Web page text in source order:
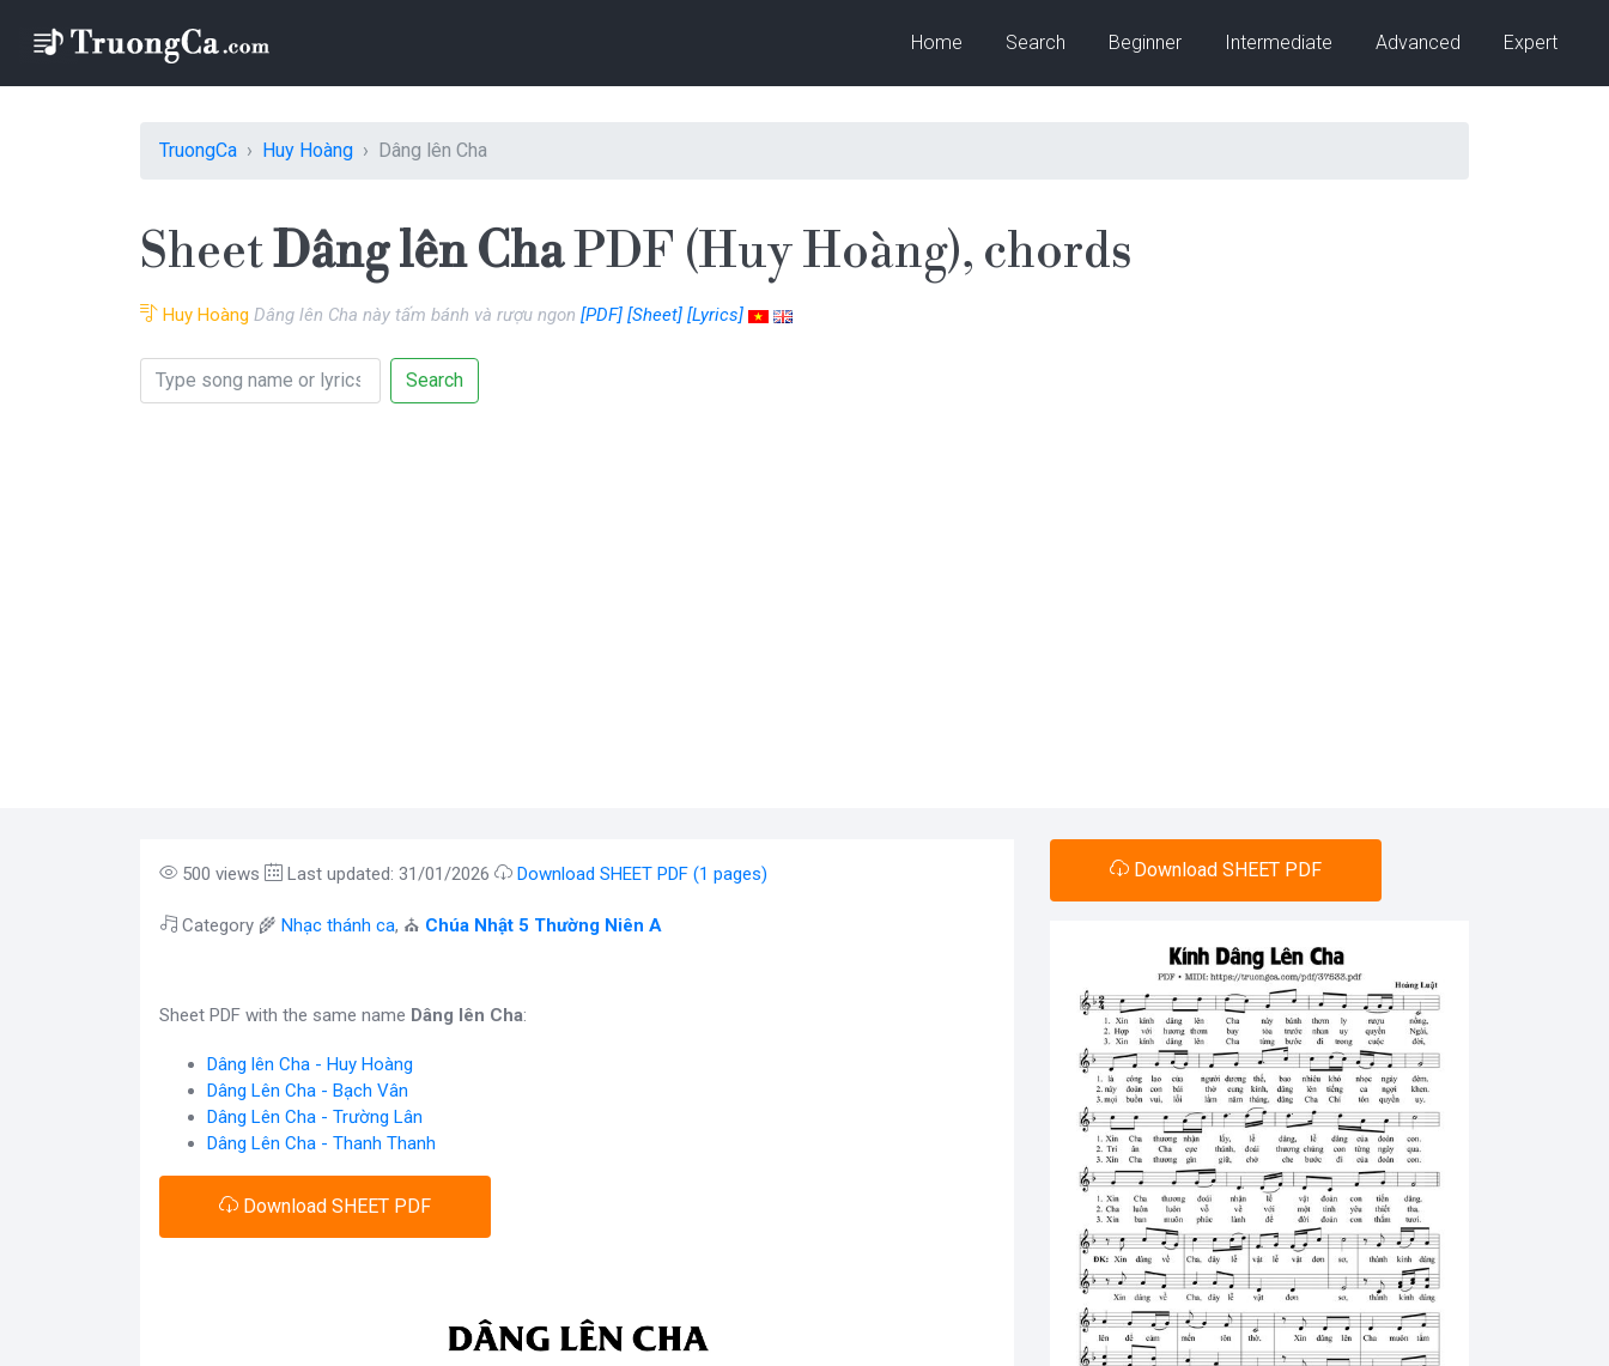
Home Search Beginner Intermediate Advanced Expert
TruongCa Huy Hoàng Dâng lên Cha
SheetDâng lên ChaPDF (Huy Hoàng), chords
Huy Hoàng Dâng lên Cha này tấm bánh và rượu ngon [PDF] [Sheet] [Lyrics]
Search
500 views Last updated: 31/01/2026 Download SHEET PDF (1 pages)
Category 🌾 Nhạc thánh ca, ⛪ Chúa Nhật 5 Thường Niên A
Sheet PDF with the same name Dâng lên Cha:
Dâng lên Cha - Huy Hoàng
Dâng Lên Cha - Bạch Vân
Dâng Lên Cha - Trường Lân
Dâng Lên Cha - Thanh Thanh
Download SHEET PDF
Download SHEET PDF